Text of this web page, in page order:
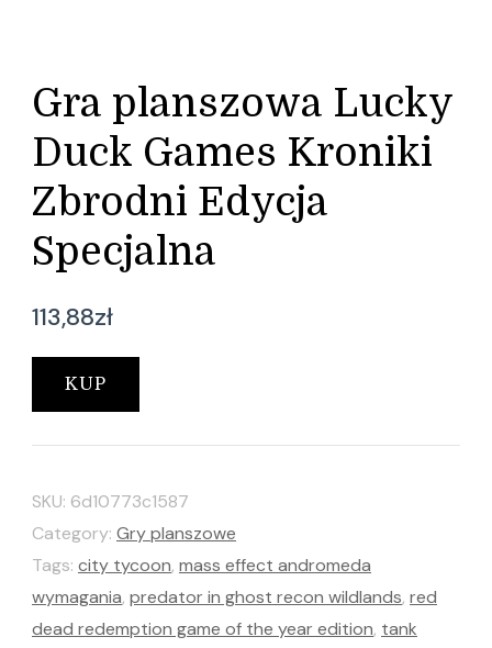
Gra planszowa Lucky
Duck Games Kroniki
Zbrodni Edycja
Specjalna
113,88zł
KUP
SKU: 6d10773c1587
Category: Gry planszowe
Tags: city tycoon, mass effect andromeda
wymagania, predator in ghost recon wildlands, red
dead redemption game of the year edition, tank